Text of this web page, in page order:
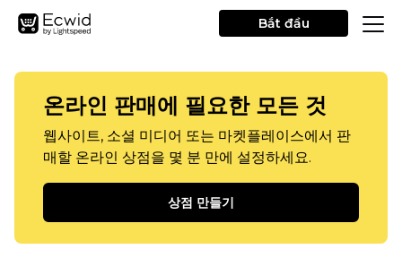
Bắt đầu
온라인 판매에 필요한 모든 것
웹사이트, 소셜 미디어 또는 마켓플레이스에서 판
매할 온라인 상점을 몇 분 만에 설정하세요.
상점 만들기